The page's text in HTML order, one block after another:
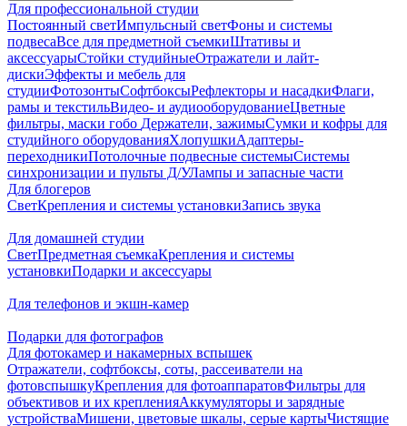
Для профессиональной студии
Постоянный светИмпульсный светФоны и системы
подвесаВсе для предметной съемкиШтативы и
аксессуарыСтойки студийныеОтражатели и лайт-
дискиЭффекты и мебель для
студииФотозонтыСофтбоксыРефлекторы и насадкиФлаги,
рамы и текстильВидео- и аудиооборудованиеЦветные
фильтры, маски гобо Держатели, зажимыСумки и кофры для
студийного оборудованияХлопушкиАдаптеры-
переходникиПотолочные подвесные системыСистемы
синхронизации и пульты Д/УЛампы и запасные части
Для блогеров
СветКрепления и системы установкиЗапись звука
Для домашней студии
СветПредметная съемкаКрепления и системы
установкиПодарки и аксессуары
Для телефонов и экшн-камер
Подарки для фотографов
Для фотокамер и накамерных вспышек
Отражатели, софтбоксы, соты, рассеиватели на
фотовспышкуКрепления для фотоаппаратовФильтры для
объективов и их крепленияАккумуляторы и зарядные
устройстваМишени, цветовые шкалы, серые картыЧистящие